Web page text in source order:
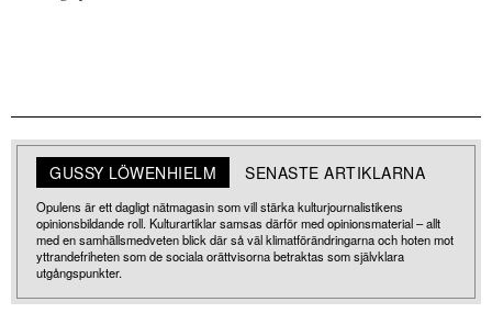
GUSSY LÖWENHIELM SENASTE ARTIKLARNA
Opulens är ett dagligt nätmagasin som vill stärka kulturjournalistikens
opinionsbildande roll. Kulturartiklar samsas därför med opinionsmaterial – allt
med en samhällsmedveten blick där så väl klimatförändringarna och hoten mot
yttrandefriheten som de sociala orättvisorna betraktas som självklara
utgångspunkter.